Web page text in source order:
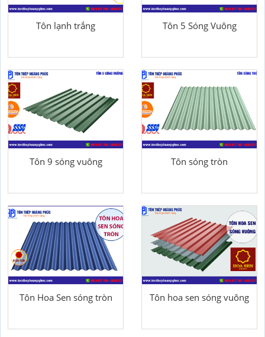
Tôn lạnh trắng Tôn 5 Sóng Vuông
Tôn 9 sóng vuông Tôn sóng tròn
Tôn Hoa Sen sóng tròn Tôn hoa sen sóng vuông